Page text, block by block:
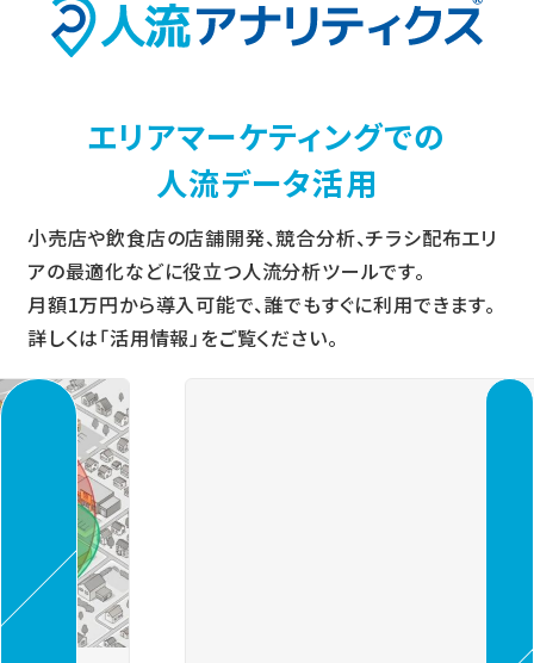
エリアマーケティングでの
人流データ活用
小売店や飲食店の店舗開発、競合分析、チラシ配布エリ
アの最適化などに役立つ人流分析ツールです。
月額1万円から導入可能で、誰でもすぐに利用できます。
詳しくは「活用情報」をご覧ください。